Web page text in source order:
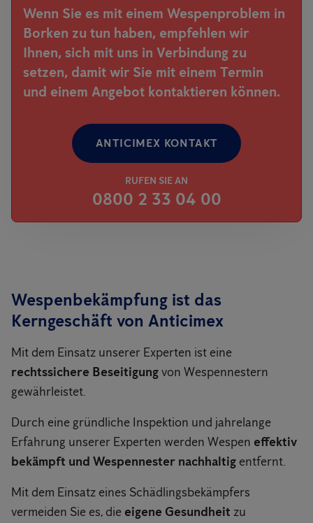
Wenn Sie es mit einem Wespenproblem in
Borken zu tun haben, empfehlen wir
Ihnen, sich mit uns in Verbindung zu
setzen, damit wir Sie mit einem Termin
und einem Angebot kontaktieren können.
ANTICIMEX KONTAKT
RUFEN SIE AN
0800 2 33 04 00
Wespenbekämpfung ist das
Kerngeschäft von Anticimex
Mit dem Einsatz unserer Experten ist eine
rechtssichere Beseitigungvon Wespennestern
gewährleistet.
Durch eine gründliche Inspektion und jahrelange
Erfahrung unserer Experten werden Wespen effektiv
bekämpft und Wespennester nachhaltig entfernt.
Mit dem Einsatz eines Schädlingsbekämpfers
vermeiden Sie es, die eigene Gesundheit zu